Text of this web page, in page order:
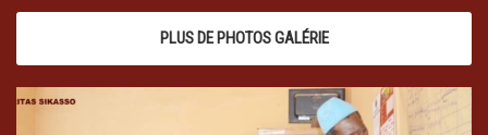
PLUS DE PHOTOS GALÉRIE